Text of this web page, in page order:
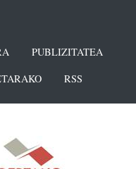
PUBLIZITATEA
RSS